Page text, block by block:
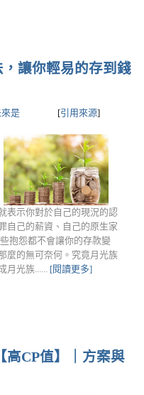
讓你輕易的存到錢
是 [引用來源]
表示你對於自己的現況的認
自己的薪資、自己的原生家
抱怨都不會讓你的存款變
麼的無可奈何。究竟月光族
月光族...... [閱讀更多]
高CP值】｜方案與